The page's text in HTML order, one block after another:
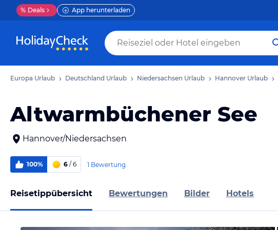
% Deals App herunterladen
Europa Urlaub Deutschland Urlaub Niedersachsen Urlaub Hannover Urlaub
Altwarmbüchener See
Hannover/Niedersachsen
100% 6 / 6 1 Bewertung
Reisetippübersicht Bewertungen Bilder Hotels